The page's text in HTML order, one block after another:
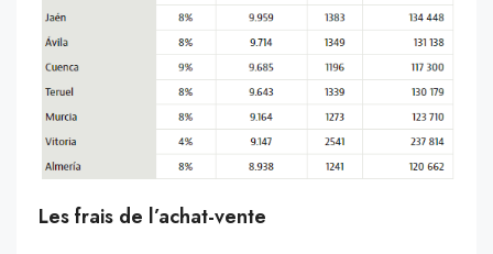
Les frais de l’achat-vente